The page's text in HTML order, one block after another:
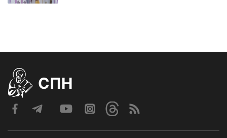
СПН